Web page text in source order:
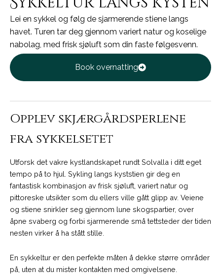
Lei en sykkel og følg de sjarmerende stiene langs
havet. Turen tar deg gjennom variert natur og koselige
nabolag, med frisk sjøluft som din faste følgesvenn.
Book overnatting
Opplev skjærgårdsperlene
fra sykkelsetet
Utforsk det vakre kystlandskapet rundt Solvalla i ditt eget
tempo på to hjul. Sykling langs kyststien gir deg en
fantastisk kombinasjon av frisk sjøluft, variert natur og
pittoreske utsikter som du ellers ville gått glipp av. Veiene
og stiene snirkler seg gjennom lune skogspartier, over
åpne svaberg og forbi sjarmerende små tettsteder der tiden
nesten virker å ha stått stille.
En sykkeltur er den perfekte måten å dekke større områder
på, uten at du mister kontakten med omgivelsene.